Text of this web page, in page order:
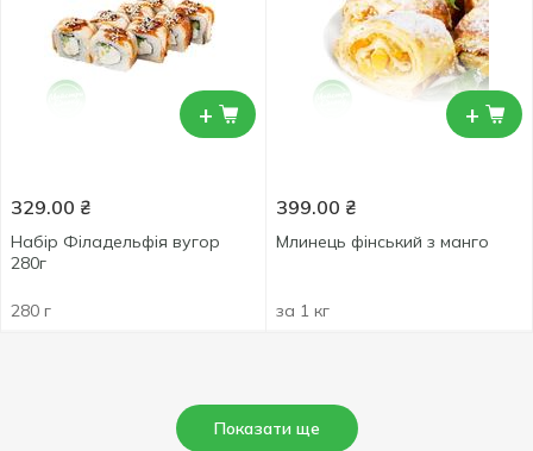
+
329.00 ₴
Набір Філадельфія вугор
280г
280 г
+
399.00 ₴
Млинець фінський з манго
за 1 кг
Показати ще